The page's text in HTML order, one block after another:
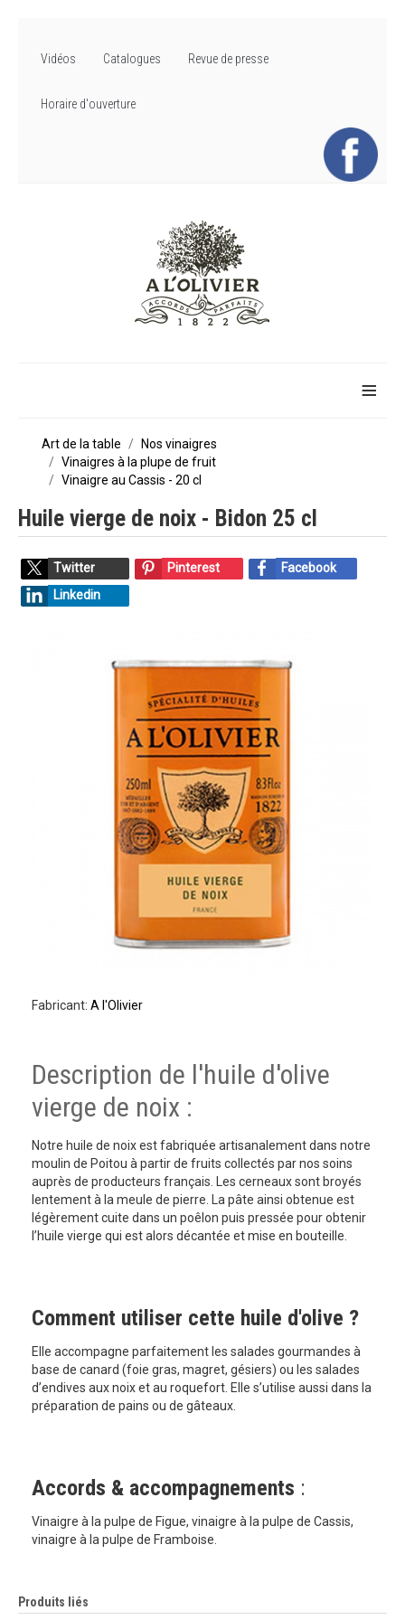
Vidéos Catalogues Revue de presse
Horaire d'ouverture
≡
Art de la table
Nos vinaigres
Vinaigres à la plupe de fruit
Vinaigre au Cassis - 20 cl
Huile vierge de noix - Bidon 25 cl
Twitter Pinterest
Facebook
Linkedin
Fabricant: A l'Olivier
Description de l'huile d'olive
vierge de noix :
Notre huile de noix est fabriquée artisanalement dans notre
moulin de Poitou à partir de fruits collectés par nos soins
auprès de producteurs français. Les cerneaux sont broyés
lentement à la meule de pierre. La pâte ainsi obtenue est
légèrement cuite dans un poêlon puis pressée pour obtenir
l’huile vierge qui est alors décantée et mise en bouteille.
Comment utiliser cette huile d'olive ?
Elle accompagne parfaitement les salades gourmandes à
base de canard (foie gras, magret, gésiers) ou les salades
d’endives aux noix et au roquefort. Elle s’utilise aussi dans la
préparation de pains ou de gâteaux.
Accords & accompagnements :
Vinaigre à la pulpe de Figue, vinaigre à la pulpe de Cassis,
vinaigre à la pulpe de Framboise.
Produits liés